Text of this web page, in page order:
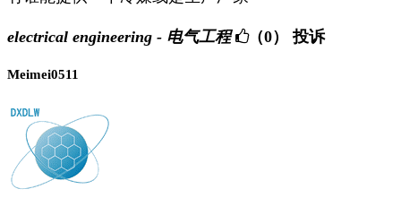
electrical engineering - 电气工程 （0） 投诉
Meimei0511